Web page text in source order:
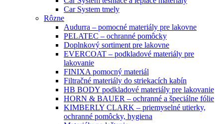
Car System tmely
Rôzne
Audurra – pomocné materiály pre lakovne
PELATEC – ochranné pomôcky
Doplnkový sortiment pre lakovne
EVERCOAT – podkladové materiály pre
lakovanie
FINIXA pomocný materiál
Filtračné materiály do striekacích kabín
HB BODY podkladové materiály pre lakovanie
HORN & BAUER – ochranné a špeciálne fólie
KIMBERLY CLARK – priemyselné utierky,
ochranné pomôcky, hygiena